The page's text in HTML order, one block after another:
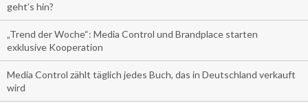
geht’s hin?
„Trend der Woche“: Media Control und Brandplace starten
exklusive Kooperation
Media Control zählt täglich jedes Buch, das in Deutschland verkauft
wird